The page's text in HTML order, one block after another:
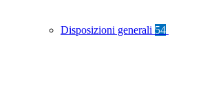
Disposizioni generali 54